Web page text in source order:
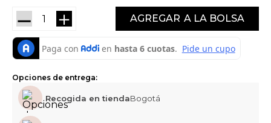
＋
－ AGREGAR
Opciones de entrega:
Recogida en tiendaBogotá